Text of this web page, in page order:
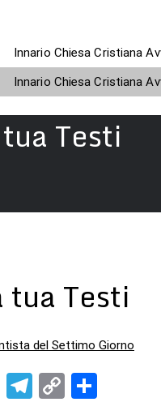
Innario Chiesa Cristiana
Innario Chiesa Cristiana
Testi
Testi
del Settimo Giorno
X Telegram
Copy